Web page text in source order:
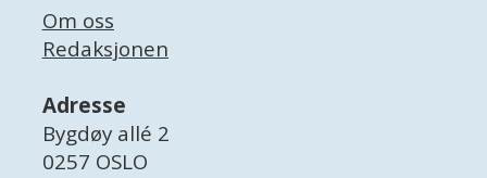
Om oss
Redaksjonen
Adresse
Bygdøy allé 2
0257 OSLO